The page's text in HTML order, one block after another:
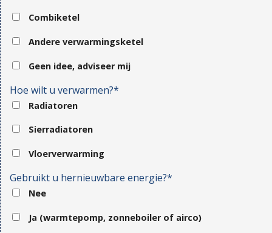
Combiketel
Andere verwarmingsketel
Geen idee, adviseer mij
Hoe wilt u verwarmen?*
Radiatoren
Sierradiatoren
Vloerverwarming
Gebruikt u hernieuwbare energie?*
Nee
Ja (warmtepomp, zonneboiler of airco)